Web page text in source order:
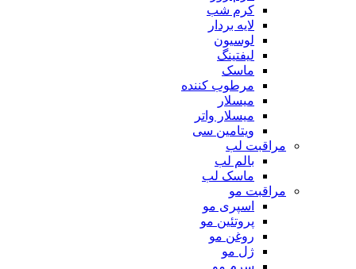
کرم شب
لایه بردار
لوسیون
لیفتینگ
ماسک
مرطوب کننده
میسلار
میسلار واتر
ویتامین سی
مراقبت لب
بالم لب
ماسک لب
مراقبت مو
اسپری مو
پروتئین مو
روغن مو
ژل مو